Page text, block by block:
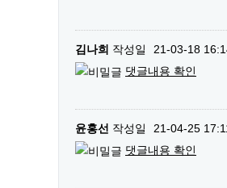
김나희 작성일
21-03-18
댓글내용 확인
윤홍선 작성일
21-04-25
댓글내용 확인